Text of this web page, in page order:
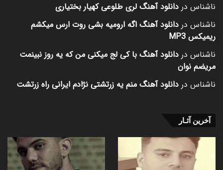
ناشناس در دانلود آهنگ لری طلوعی کهیار بختیاری
ناشناس در دانلود آهنگ اگه ارومیه بشی روت ارس میکشم
ریمیکس MP3
ناشناس در دانلود آهنگ با کی لج میکنی من که یه روز نبینمت
مریضم نوان
ناشناس در دانلود آهنگ منم یه زرتشتی نژادم ایرانی راه زرتشت
آخرین آثـار